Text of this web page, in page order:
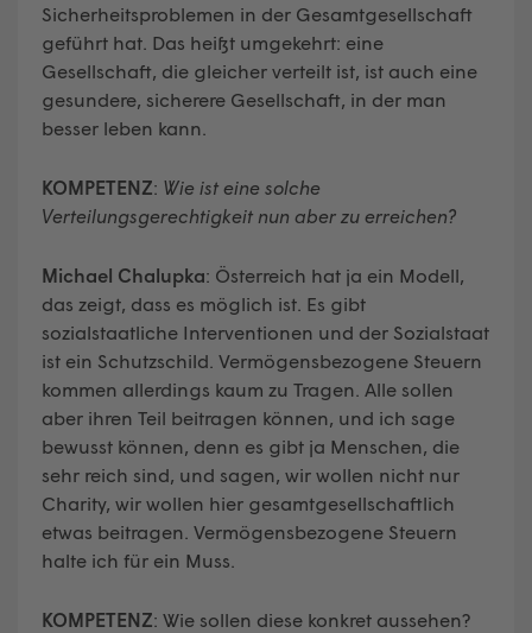
Sicherheitsproblemen in der Gesamtgesellschaft
geführt hat. Das heißt umgekehrt: eine
Gesellschaft, die gleicher verteilt ist, ist auch eine
gesundere, sicherere Gesellschaft, in der man
besser leben kann.
KOMPETENZ: Wie ist eine solche
Verteilungsgerechtigkeit nun aber zu erreichen?
Michael Chalupka: Österreich hat ja ein Modell,
das zeigt, dass es möglich ist. Es gibt
sozialstaatliche Interventionen und der Sozialstaat
ist ein Schutzschild. Vermögensbezogene Steuern
kommen allerdings kaum zu Tragen. Alle sollen
aber ihren Teil beitragen können, und ich sage
bewusst können, denn es gibt ja Menschen, die
sehr reich sind, und sagen, wir wollen nicht nur
Charity, wir wollen hier gesamtgesellschaftlich
etwas beitragen. Vermögensbezogene Steuern
halte ich für ein Muss.
KOMPETENZ: Wie sollen diese konkret aussehen?